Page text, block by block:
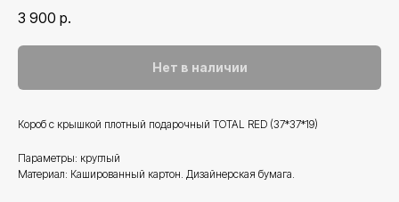
3 900 р.
Нет в наличии
Короб с крышкой плотный подарочный TOTAL RED (37*37*19)
Параметры: круглый
Материал: Кашированный картон. Дизайнерская бумага.